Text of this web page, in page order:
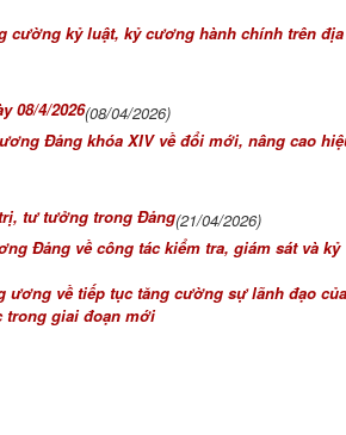
cường kỷ luật, kỷ cương hành chính trên địa
08/4/2026(08/04/2026)
Đảng khóa XIV về đổi mới, nâng cao
tư tưởng trong Đảng(21/04/2026)
Đảng về công tác kiểm tra, giám sát và kỷ
ương về tiếp tục tăng cường sự lãnh đạo của
trong giai đoạn mới